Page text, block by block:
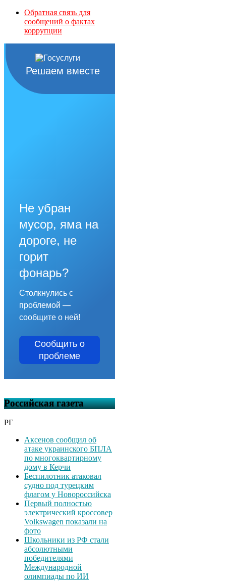
Обратная связь для
сообщений о фактах
коррупции
Решаем вместе
Не убран
мусор, яма на
дороге, не
горит
фонарь?
Столкнулись с
проблемой —
сообщите о ней!
Сообщить о
проблеме
Российская газета
РГ
Аксенов сообщил об
атаке украинского БПЛА
по многоквартирному
дому в Керчи
Беспилотник атаковал
судно под турецким
флагом у Новороссийска
Первый полностью
электрический кроссовер
Volkswagen показали на
фото
Школьники из РФ стали
абсолютными
победителями
Международной
олимпиады по ИИ